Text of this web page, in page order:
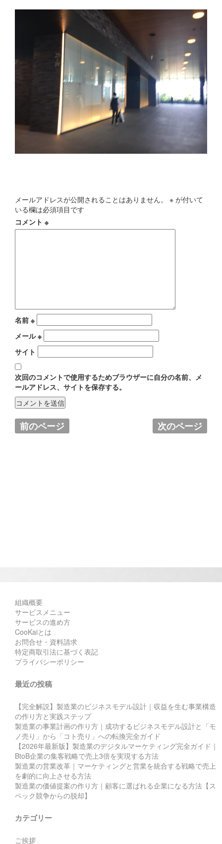
メールアドレスが公開されることはありません。 ※ が付いて
いる欄は必須項目です
コメント ※
名前 ※
メール※
サイト
次回のコメントで使用するためブラウザーに自分の名前、メ
ールアドレス、サイトを保存する。
前のページ 次のページ
組織概要
サービスメニュー
サービスの進め方
CooKaiとは
お問合せ・資料請求
特定商取引法に基づく表記
プライバシーポリシー
最近の投稿
【完全解説】製造業のビジネスモデル設計｜収益を生む事業構造
の作り方と実践ステップ
製造業の事業計画の作り方｜成功するビジネスモデル設計と「モ
ノ売り」から「コト売り」への転換完全ガイド
【2026年最新版】製造業のデジタルマーケティング完全ガイド｜
BtoB企業の集客戦略で売上3倍を実現する方法
製造業の営業改革｜マーケティングと営業を統合する戦略で売上
を劇的に向上させる方法
製造業の価値提案の作り方｜顧客に選ばれる企業になる方法【ス
ペック競争からの脱却】
カテゴリー
ご挨拶